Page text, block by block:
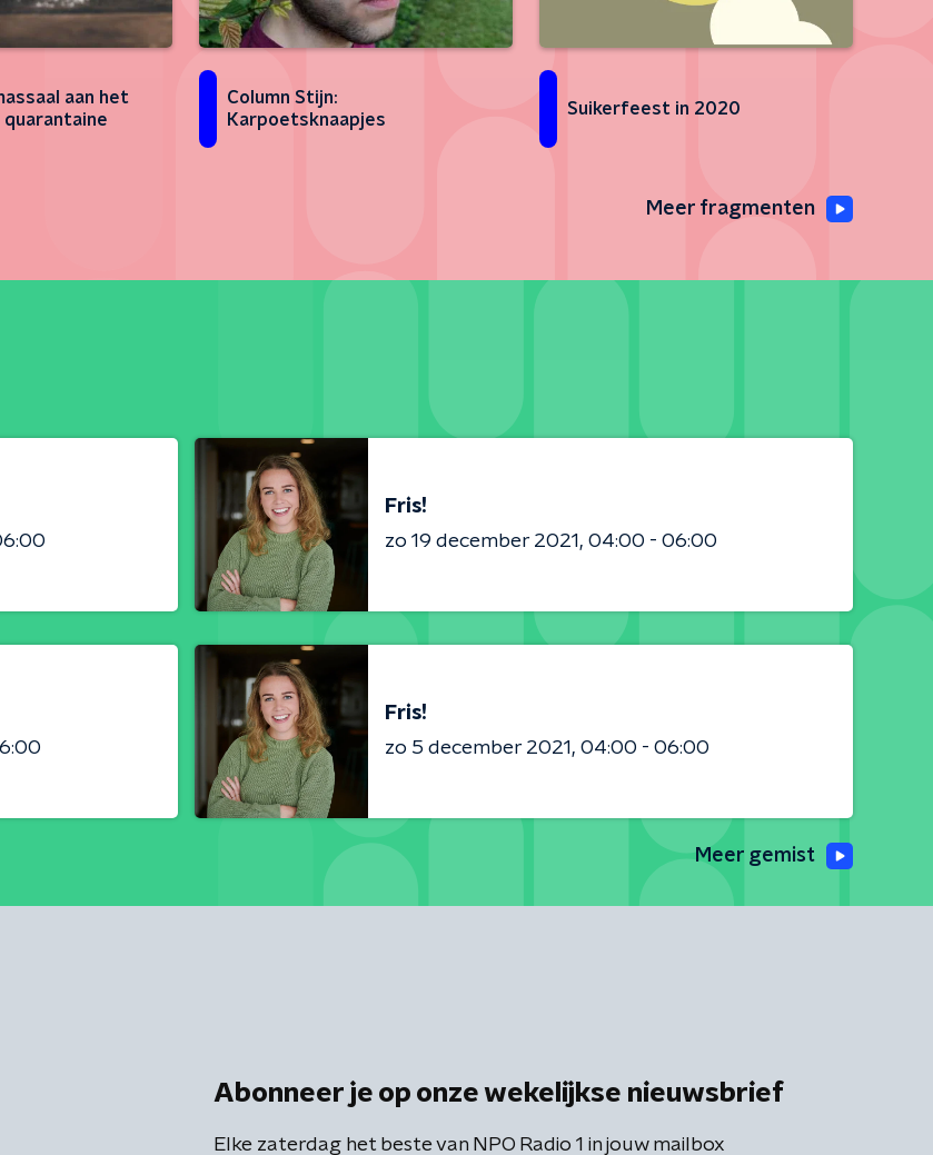
aan het
quarantaine
Column Stijn:
Karpoetsknaapjes
Suikerfeest in 2020
Meer fragmenten
Fris!
zo 19 december 2021
04:00 - 06:00
Fris!
zo 5 december 2021
04:00 - 06:00
Meer gemist
Abonneer je op onze wekelijkse nieuwsbrief
Elke zaterdag het beste van NPO Radio 1 in jouw mailbox